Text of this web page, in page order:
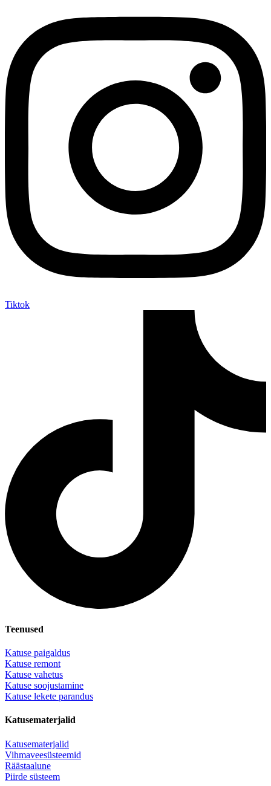
Tiktok
Teenused
Katuse paigaldus
Katuse remont
Katuse vahetus
Katuse soojustamine
Katuse lekete parandus
Katusematerjalid
Katusematerjalid
Vihmaveesüsteemid
Räästaalune
Piirde süsteem